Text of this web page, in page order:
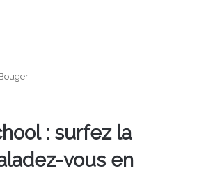
: surfez la
vous en